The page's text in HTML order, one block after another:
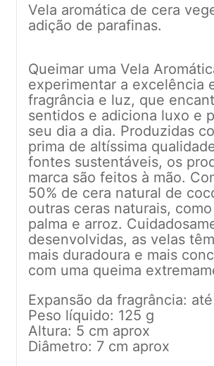
Vela aromática de cera
adição de parafinas.
Queimar uma Vela
experimentar a excelência
fragrância e luz, que
sentidos e adiciona luxo e
seu dia a dia. Produzidas
prima de altíssima
fontes sustentáveis, os
marca são feitos à mão.
50% de cera natural de
outras ceras naturais,
palma e arroz.
desenvolvidas, as velas
mais duradoura e mais
com uma queima
Expansão da fragrância:
Peso líquido: 125 g
Altura: 5 cm aprox
Diâmetro: 7 cm aprox